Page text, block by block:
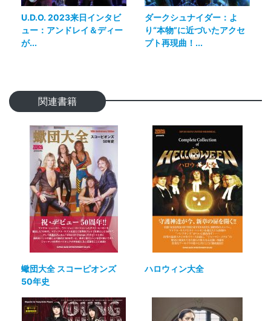
U.D.O. 2023来日インタビ
ュー：アンドレイ＆ディー
が...
ダークシュナイダー：よ
り“本物”に近づいたアクセ
プト再現曲！...
関連書籍
蠍団大全 スコーピオンズ
50年史
ハロウィン大全